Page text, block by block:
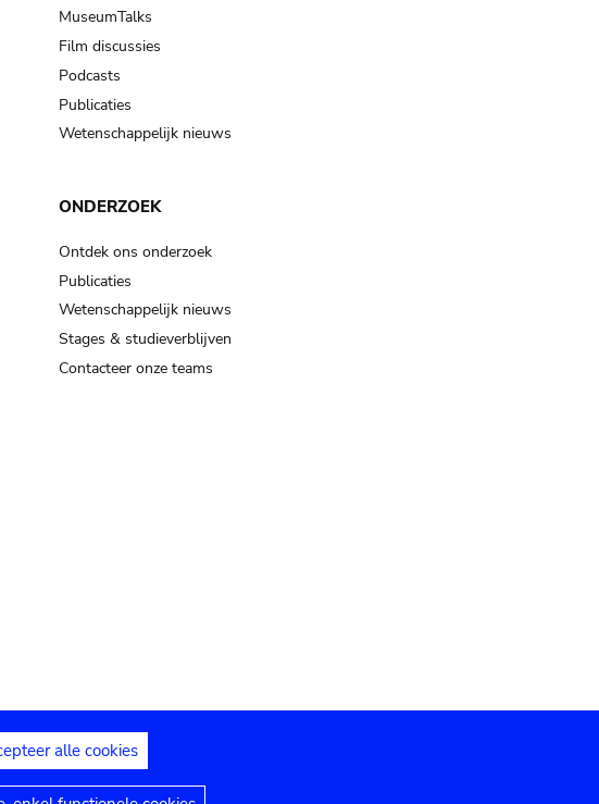
MuseumTalks
Film discussies
Podcasts
Publicaties
Wetenschappelijk nieuws
ONDERZOEK
Ontdek ons onderzoek
Publicaties
Wetenschappelijk nieuws
Stages & studieverblijven
Contacteer onze teams
Juridische mededelingen
alle cookies